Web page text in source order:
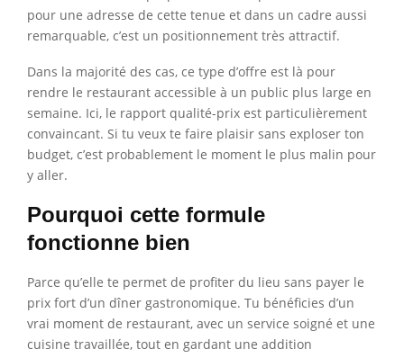
pour une adresse de cette tenue et dans un cadre aussi
remarquable, c’est un positionnement très attractif.
Dans la majorité des cas, ce type d’offre est là pour
rendre le restaurant accessible à un public plus large en
semaine. Ici, le rapport qualité-prix est particulièrement
convaincant. Si tu veux te faire plaisir sans exploser ton
budget, c’est probablement le moment le plus malin pour
y aller.
Pourquoi cette formule
fonctionne bien
Parce qu’elle te permet de profiter du lieu sans payer le
prix fort d’un dîner gastronomique. Tu bénéficies d’un
vrai moment de restaurant, avec un service soigné et une
cuisine travaillée, tout en gardant une addition